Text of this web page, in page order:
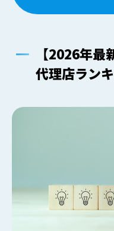
【2026年
代理店ラン